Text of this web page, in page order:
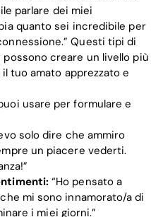
parlare dei miei
quanto sei incredibile per
Questi tipi di
creare un livello più
tuo amato apprezzato e
usare per formulare e
solo dire che ammiro
un piacere vederti.
“Ho pensato a
mi sono innamorato/a di
i miei giorni.”